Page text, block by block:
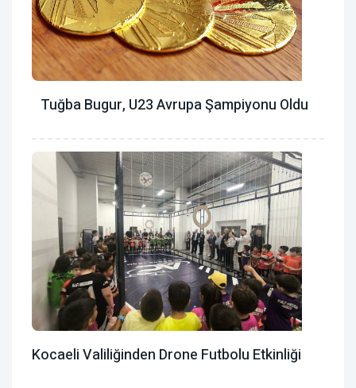
Tuğba Bugur, U23 Avrupa Şampiyonu Oldu
Kocaeli Valiliğinden Drone Futbolu Etkinliği